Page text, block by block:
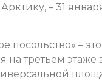
– 31
посольство» –
на третьем